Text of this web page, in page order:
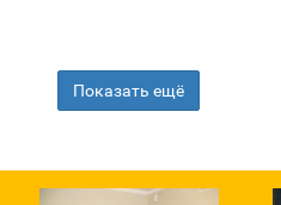
Показать ещё